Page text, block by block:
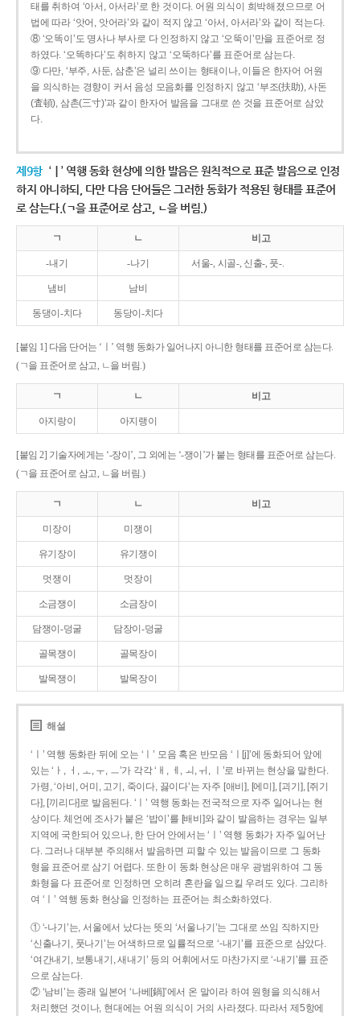
태를 취하여 ‘아서, 아서라’로 한 것이다. 어원 의식이 희박해졌으므로 어
법에 따라 ‘앗어, 앗어라’와 같이 적지 않고 ‘아서, 아서라’와 같이 적는다.
⑧ ‘오똑이’도 명사나 부사로 다 인정하지 않고 ‘오뚝이’만을 표준어로 정
하였다. ‘오똑하다’도 취하지 않고 ‘오뚝하다’를 표준어로 삼는다.
⑨ 다만, ‘부주, 사둔, 삼춘’은 널리 쓰이는 형태이나, 이들은 한자어 어원
을 의식하는 경향이 커서 음성 모음화를 인정하지 않고 ‘부조(扶助), 사돈
(査頓), 삼촌(三寸)’과 같이 한자어 발음을 그대로 쓴 것을 표준어로 삼았
다.
제9항 ‘ㅣ’ 역행 동화 현상에 의한 발음은 원칙적으로 표준 발음으로 인정
하지 아니하되, 다만 다음 단어들은 그러한 동화가 적용된 형태를 표준어
로 삼는다.(ㄱ을 표준어로 삼고, ㄴ을 버림.)
ㄱ ㄴ 비고
-내기 -나기 서울-, 시골-, 신출-, 풋-.
냄비 남비
동댕이-치다 동당이-치다
[붙임 1] 다음 단어는 ‘ㅣ’ 역행 동화가 일어나지 아니한 형태를 표준어로 삼는다.
(ㄱ을 표준어로 삼고, ㄴ을 버림.)
ㄱ ㄴ 비고
아지랑이 아지랭이
[붙임 2] 기술자에게는 ‘-장이’, 그 외에는 ‘-쟁이’가 붙는 형태를 표준어로 삼는다.
(ㄱ을 표준어로 삼고, ㄴ을 버림.)
ㄱ ㄴ 비고
미장이 미쟁이
유기장이 유기쟁이
멋쟁이 멋장이
소금쟁이 소금장이
담쟁이-덩굴 담장이-덩굴
골목쟁이 골목장이
발목쟁이 발목장이
해설
‘ㅣ’ 역행 동화란 뒤에 오는 ‘ㅣ’ 모음 혹은 반모음 ‘ㅣ[j]’에 동화되어 앞에
있는 ‘ㅏ, ㅓ, ㅗ, ㅜ, ㅡ’가 각각 ‘ㅐ, ㅔ, ㅚ, ㅟ, ㅣ’로 바뀌는 현상을 말한다.
가령, ‘아비, 어미, 고기, 죽이다, 끓이다’는 자주 [애비], [에미], [괴기], [쥐기
다], [끼리다]로 발음된다. ‘ㅣ’ 역행 동화는 전국적으로 자주 일어나는 현
상이다. 체언에 조사가 붙은 ‘밥이’를 [배비]와 같이 발음하는 경우는 일부
지역에 국한되어 있으나, 한 단어 안에서는 ‘ㅣ’ 역행 동화가 자주 일어난
다. 그러나 대부분 주의해서 발음하면 피할 수 있는 발음이므로 그 동화
형을 표준어로 삼기 어렵다. 또한 이 동화 현상은 매우 광범위하여 그 동
화형을 다 표준어로 인정하면 오히려 혼란을 일으킬 우려도 있다. 그리하
여 ‘ㅣ’ 역행 동화 현상을 인정하는 표준어는 최소화하였다.
① ‘-나기’는, 서울에서 났다는 뜻의 ‘서울나기’는 그대로 쓰임 직하지만
‘신출나기, 풋나기’는 어색하므로 일률적으로 ‘-내기’를 표준으로 삼았다.
‘여간내기, 보통내기, 새내기’ 등의 어휘에서도 마찬가지로 ‘-내기’를 표준
으로 삼는다.
② ‘남비’는 종래 일본어 ‘나베[鍋]’에서 온 말이라 하여 원형을 의식해서
처리했던 것이나, 현대에는 어원 의식이 거의 사라졌다. 따라서 제5항에